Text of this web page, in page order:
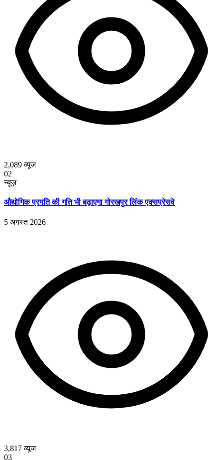
2,089व्यूज
02
न्यूज़
औद्योगिक प्रगति की गति भी बढ़ाएगा गोरखपुर लिंक एक्सप्रेसवे
5 अगस्त 2026
3,817व्यूज
03